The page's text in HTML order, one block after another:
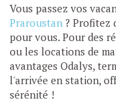
Vous passez vos
Praroustan ? Profitez
pour vous. Pour des
ou les locations de
avantages Odalys,
l'arrivée en station,
sérénité !